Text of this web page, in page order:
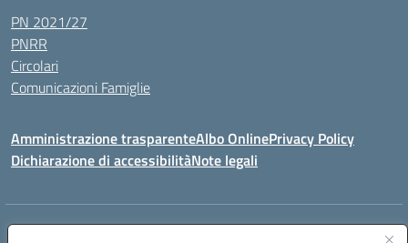
PN 2021/27
PNRR
Circolari
Comunicazioni Famiglie
Amministrazione trasparenteAlbo OnlinePrivacy Policy
Dichiarazione di accessibilitàNote legali
Indirizzo: